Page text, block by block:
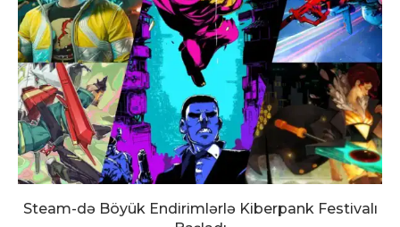
Steam-də Böyük Endirimlərlə Kiberpank Festivalı